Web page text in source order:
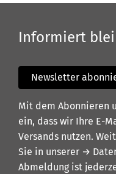
Informiert
Newsletter
Mit dem Abonnieren
ein, dass wir Ihre E-
Versands nutzen.
Sie in unserer →
Abmeldung ist